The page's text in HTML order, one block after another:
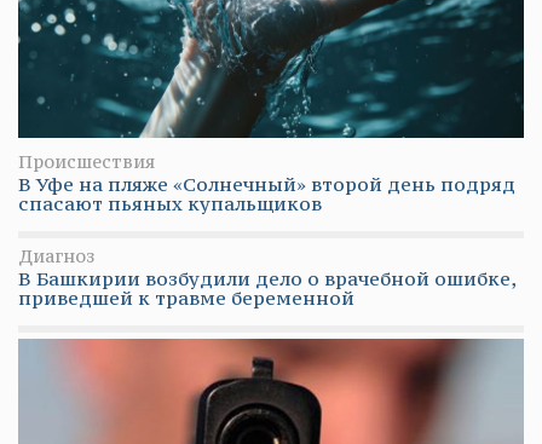
Происшествия
В Уфе на пляже «Солнечный» второй день подряд
спасают пьяных купальщиков
Диагноз
В Башкирии возбудили дело о врачебной ошибке,
приведшей к травме беременной